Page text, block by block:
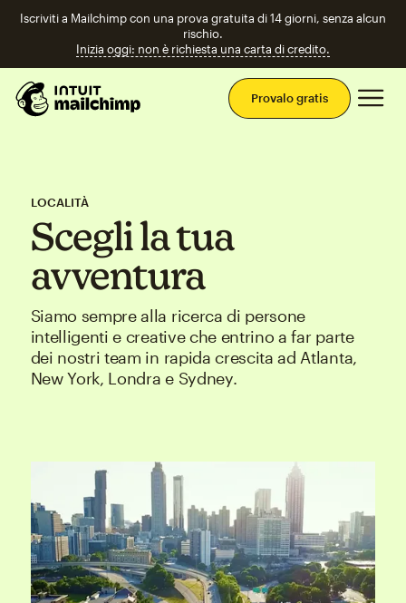
Iscriviti a Mailchimp con una prova gratuita di 14 giorni, senza alcun
rischio.
Inizia oggi: non è richiesta una carta di credito.
Provalo gratis
LOCALITÀ
Scegli la tua
avventura
Siamo sempre alla ricerca di persone
intelligenti e creative che entrino a far parte
dei nostri team in rapida crescita ad Atlanta,
New York, Londra e Sydney.